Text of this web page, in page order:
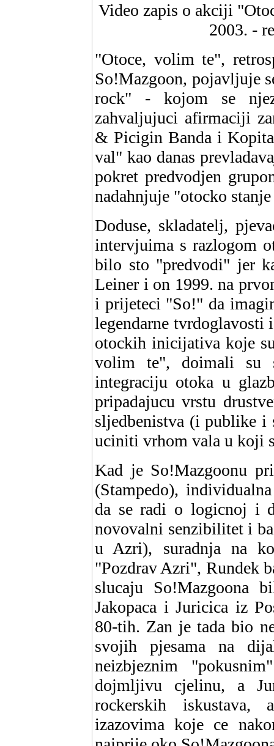
Video zapis o akciji
2003. -
"Otoce, volim te",
So!Mazgoon, pojavljuje
rock" - kojom se
zahvaljujuci afirmaciji
& Picigin Banda i
val" kao danas
pokret predvodjen
nadahnjuje "otocko
Doduse, skladatelj,
intervjuima s razlogom
bilo sto "predvodi" jer
Leiner i on 1999. na
i prijeteci "So!" da
legendarne tvrdoglavosti
otockih inicijativa koje
volim te", doimali su
integraciju otoka u
pripadajucu vrstu
sljedbenistva (i publike i
uciniti vrhom vala u koji
Kad je So!Mazgoonu
(Stampedo),
da se radi o logicnoj i
novovalni senzibilitet i
u Azri), suradnja na
"Pozdrav Azri", Rundek
slucaju So!Mazgoona
Jakopaca i Juricica iz
80-tih. Zan je tada bio
svojih pjesama na
neizbjeznim
dojmljivu cjelinu, a
rockerskih
izazovima koje ce